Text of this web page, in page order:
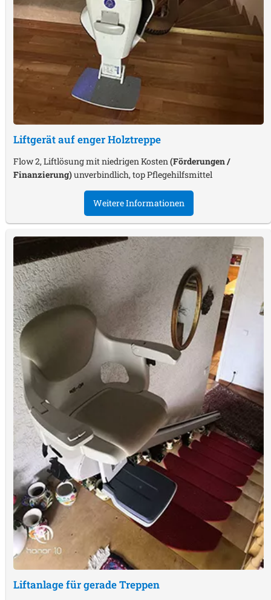
Liftgerät auf enger Holztreppe
Flow 2, Liftlösung mit niedrigen Kosten (Förderungen /
Finanzierung)unverbindlich, top Pflegehilfsmittel
Weitere Informationen
Liftanlage für gerade Treppen